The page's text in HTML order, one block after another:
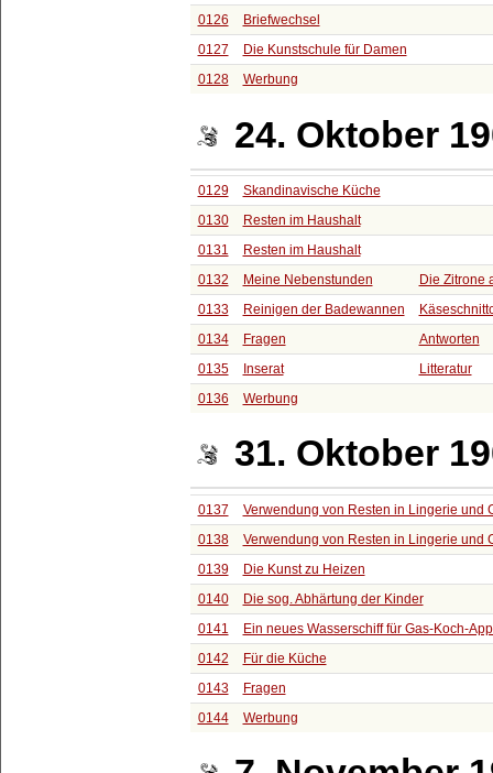
0126
Briefwechsel
0127
Die Kunstschule für Damen
0128
Werbung
24. Oktober
0129
Skandinavische Küche
0130
Resten im Haushalt
0131
Resten im Haushalt
0132
Meine Nebenstunden
Die Zitrone
0133
Reinigen der Badewannen
0134
Fragen
Antworten
0135
Inserat
Litteratur
0136
Werbung
31. Oktober
0137
Verwendung von Resten in Lingerie und
0138
Verwendung von Resten in Lingerie und
0139
Die Kunst zu Heizen
0140
Die sog. Abhärtung der Kinder
0141
Ein neues Wasserschiff für Gas-Koch-
0142
Für die Küche
0143
Fragen
0144
Werbung